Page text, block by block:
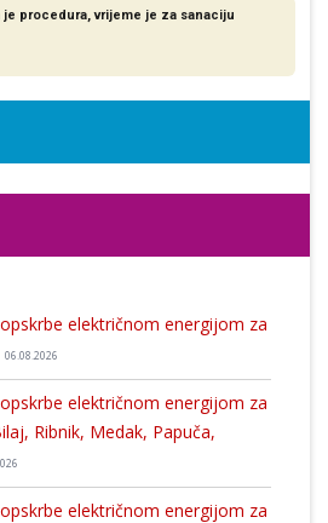
je procedura, vrijeme je za sanaciju
električnom energijom za
06.08.2026
električnom energijom za
Ribnik, Medak, Papuča,
električnom energijom za